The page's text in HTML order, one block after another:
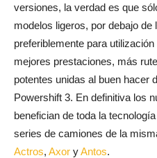
versiones, la verdad es que
modelos ligeros, por debajo de
preferiblemente para
mejores prestaciones, más
potentes unidas al buen hacer
Powershift 3. En definitiva los
benefician de toda la
series de camiones de la
Actros, Axor yAntos.